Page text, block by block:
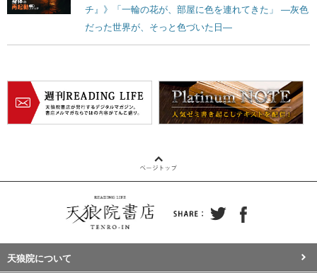
チ』》「一輪の花が、部屋に色を連れてきた」 ―灰色
だった世界が、そっと色づいた日―
天狼院について